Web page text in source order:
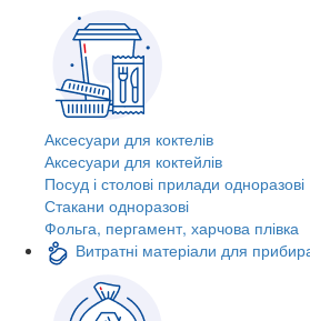
Аксесуари для коктелів
Аксесуари для коктейлів
Посуд і столові прилади одноразові
Стакани одноразові
Фольга, пергамент, харчова плівка
Витратні матеріали для